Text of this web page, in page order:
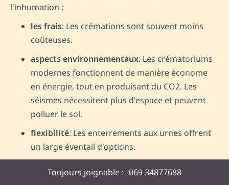
l'inhumation :
les frais: Les crémations sont souvent moins
coûteuses.
aspects environnementaux: Les crématoriums
modernes fonctionnent de manière économe
en énergie, tout en produisant du CO2. Les
séismes nécessitent plus d'espace et peuvent
polluer le sol.
flexibilité: Les enterrements aux urnes offrent
un large éventail d'options.
Aspects écologiques de la crémation
Toujours joignable : 069 34877688